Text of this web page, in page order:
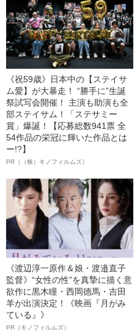
《祝59歳》日本中の【ステイサ
ム愛】が大暴走！ “勝手に”生誕
祭試写会開催！ 主演も助演も全
部ステイサム！「ステサミー
賞」爆誕！【応募総数941票 全
54作品の栄冠に輝いた作品とは
ー!?】
PR（（株）キノフィルムズ）
《渡辺淳一原作＆娘・渡邉直子
監督》“女性の性”を真摯に描く意
欲作に黒木瞳・西岡德馬・吉田
羊が出演決定！《映画『月がみ
ている』》
PR（キノフィルムズ）